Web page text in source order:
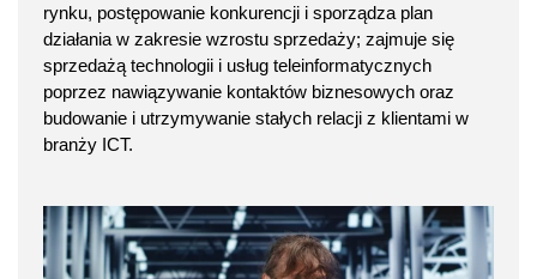
rynku, postępowanie konkurencji i sporządza plan
działania w zakresie wzrostu sprzedaży; zajmuje się
sprzedażą technologii i usług teleinformatycznych
poprzez nawiązywanie kontaktów biznesowych oraz
budowanie i utrzymywanie stałych relacji z klientami w
branży ICT.